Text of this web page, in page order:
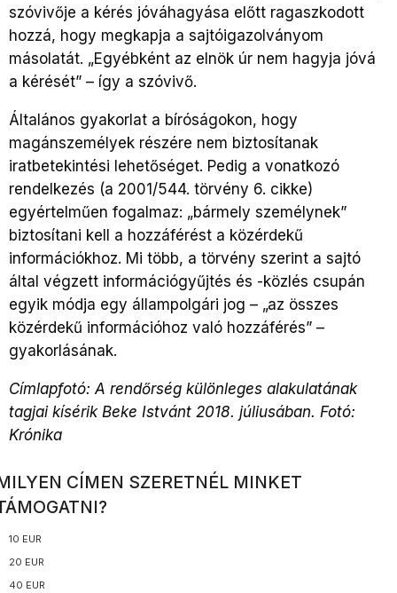
szóvivője a kérés jóváhagyása előtt ragaszkodott
hozzá, hogy megkapja a sajtóigazolványom
másolatát. „Egyébként az elnök úr nem hagyja jóvá
a kérését” – így a szóvivő.
Általános gyakorlat a bíróságokon, hogy
magánszemélyek részére nem biztosítanak
iratbetekintési lehetőséget. Pedig a vonatkozó
rendelkezés (a 2001/544. törvény 6. cikke)
egyértelműen fogalmaz: „bármely személynek”
biztosítani kell a hozzáférést a közérdekű
információkhoz. Mi több, a törvény szerint a sajtó
által végzett információgyűjtés és -közlés csupán
egyik módja egy állampolgári jog – „az összes
közérdekű információhoz való hozzáférés” –
gyakorlásának.
Címlapfotó: A rendőrség különleges alakulatának
tagjai kísérik Beke Istvánt 2018. júliusában. Fotó:
Krónika
CÍMEN SZERETNÉL MINKET
10 EUR
20 EUR
40 EUR